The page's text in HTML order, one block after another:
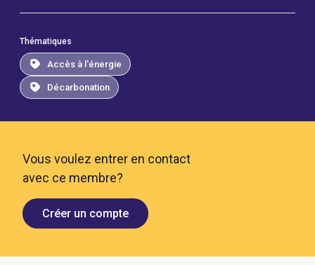
Thématiques
Accès à l'énergie
Décarbonation
Vous voulez entrer en contact
avec ce membre?
Créer un compte